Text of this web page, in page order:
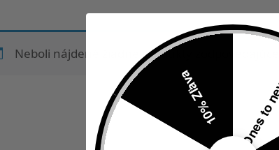
Neboli nájdené žiadne produkty zodpovedajúce
10% Zľava